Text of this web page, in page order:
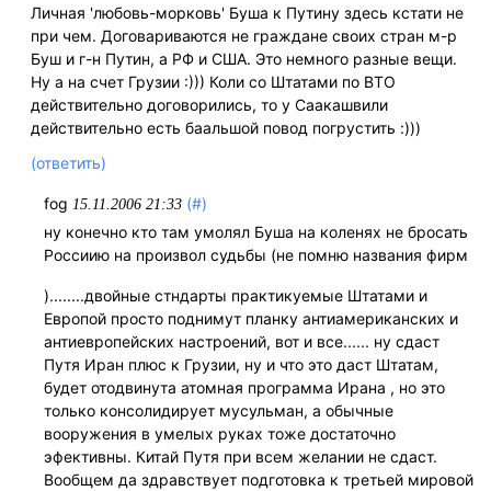
Личная 'любовь-морковь' Буша к Путину здесь кстати не
при чем. Договариваются не граждане своих стран м-р
Буш и г-н Путин, а РФ и США. Это немного разные вещи.
Ну а на счет Грузии :))) Коли со Штатами по ВТО
действительно договорились, то у Саакашвили
действительно есть баальшой повод погрустить :)))
(ответить)
fog 15.11.2006 21:33 (#)
ну конечно кто там умолял Буша на коленях не бросать
Россиию на произвол судьбы (не помню названия фирм
)........двойные стндарты практикуемые Штатами и
Европой просто поднимут планку антиамериканских и
антиевропейских настроений, вот и все...... ну сдаст
Путя Иран плюс к Грузии, ну и что это даст Штатам,
будет отодвинута атомная программа Ирана , но это
только консолидирует мусульман, а обычные
вооружения в умелых руках тоже достаточно
эфективны. Китай Путя при всем желании не сдаст.
Вообщем да здравствует подготовка к третьей мировой